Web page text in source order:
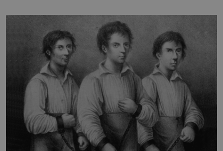
bez které si českou zahradu ani nedokážeme představit.